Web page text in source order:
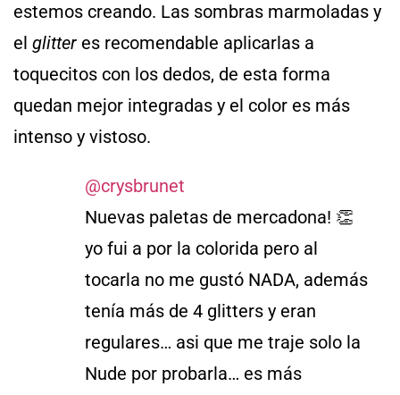
estemos creando. Las sombras marmoladas y
el glitter es recomendable aplicarlas a
toquecitos con los dedos, de esta forma
quedan mejor integradas y el color es más
intenso y vistoso.
@crysbrunet
Nuevas paletas de mercadona! 👏
yo fui a por la colorida pero al
tocarla no me gustó NADA, además
tenía más de 4 glitters y eran
regulares… asi que me traje solo la
Nude por probarla… es más